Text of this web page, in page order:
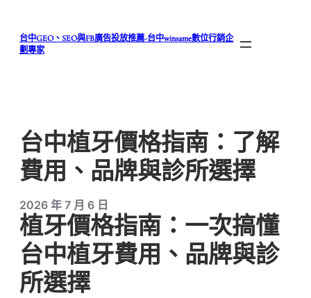
台中GEO、SEO與FB廣告投放推薦-台中winsame數位行銷企
劃專家
台中植牙價格指南：了解
費用、品牌與診所選擇
2026 年 7 月 6 日
植牙價格指南：一次搞懂
台中植牙費用、品牌與診
所選擇